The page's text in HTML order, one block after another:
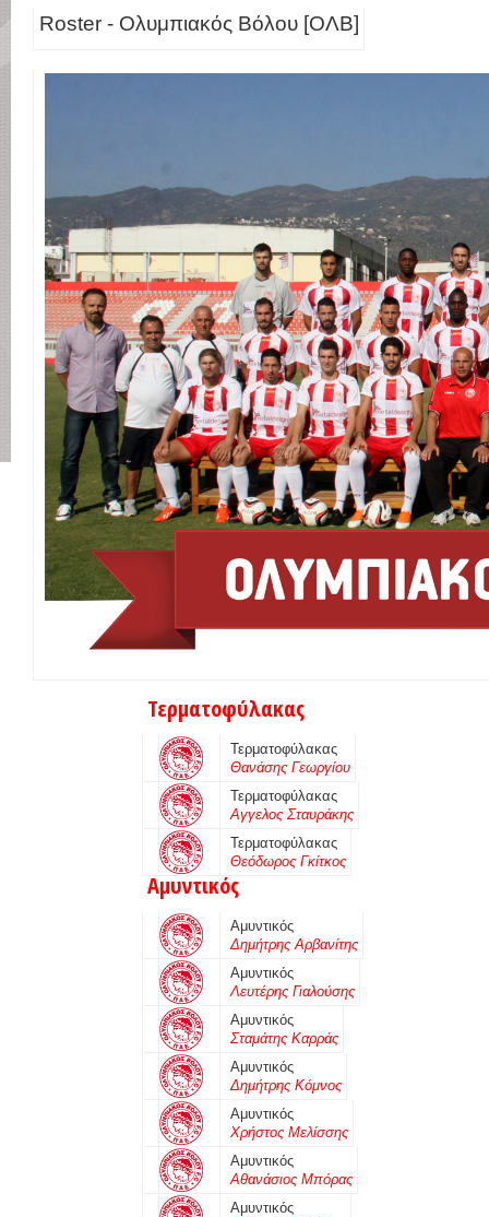
Roster - Ολυμπιακός Βόλου [ΟΛΒ]
Τερματοφύλακας
Τερματοφύλακας
Θανάσης Γεωργίου
Τερματοφύλακας
Αγγελος Σταυράκης
Τερματοφύλακας
Θεόδωρος Γκίτκος
Αμυντικός
Αμυντικός
Δημήτρης Αρβανίτης
Αμυντικός
Λευτέρης Γιαλούσης
Αμυντικός
Σταμάτης Καρράς
Αμυντικός
Δημήτρης Κόμνος
Αμυντικός
Χρήστος Μελίσσης
Αμυντικός
Αθανάσιος Μπόρας
Αμυντικός